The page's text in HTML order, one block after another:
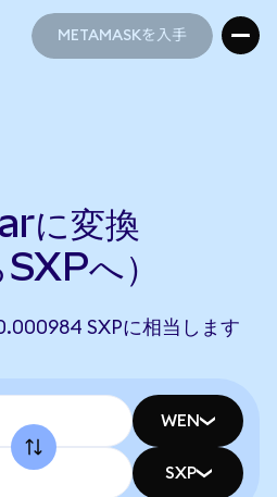
METAMASKを入手
に変換
へ）
SXPに相当します
WEN
SXP